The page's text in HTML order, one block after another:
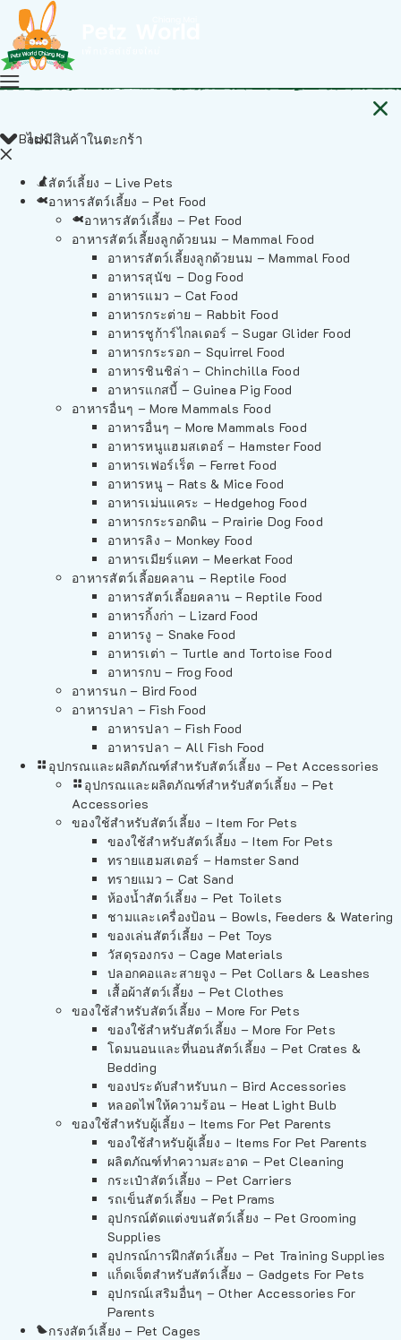
ไม่มีสินค้าในตะกร้า
Back
สัตว์เลี้ยง – Live Pets
อาหารสัตว์เลี้ยง – Pet Food
อาหารสัตว์เลี้ยง – Pet Food
อาหารสัตว์เลี้ยงลูกด้วยนม – Mammal Food
อาหารสัตว์เลี้ยงลูกด้วยนม – Mammal Food
อาหารสุนัข – Dog Food
อาหารแมว – Cat Food
อาหารกระต่าย – Rabbit Food
อาหารชูก้าร์ไกลเดอร์ – Sugar Glider Food
อาหารกระรอก – Squirrel Food
อาหารชินชิล่า – Chinchilla Food
อาหารแกสบี้ – Guinea Pig Food
อาหารอื่นๆ – More Mammals Food
อาหารอื่นๆ – More Mammals Food
อาหารหนูแฮมสเตอร์ – Hamster Food
อาหารเฟอร์เร็ต – Ferret Food
อาหารหนู – Rats & Mice Food
อาหารเม่นแคระ – Hedgehog Food
อาหารกระรอกดิน – Prairie Dog Food
อาหารลิง – Monkey Food
อาหารเมียร์แคท – Meerkat Food
อาหารสัตว์เลี้อยคลาน – Reptile Food
อาหารสัตว์เลี้อยคลาน – Reptile Food
อาหารกิ้งก่า – Lizard Food
อาหารงู – Snake Food
อาหารเต่า – Turtle and Tortoise Food
อาหารกบ – Frog Food
อาหารนก – Bird Food
อาหารปลา – Fish Food
อาหารปลา – Fish Food
อาหารปลา – All Fish Food
อุปกรณและผลิตภัณฑ์สำหรับสัตว์เลี้ยง – Pet Accessories
อุปกรณและผลิตภัณฑ์สำหรับสัตว์เลี้ยง – Pet
Accessories
ของใช้สำหรับสัตว์เลี้ยง – Item For Pets
ของใช้สำหรับสัตว์เลี้ยง – Item For Pets
ทรายแฮมสเตอร์ – Hamster Sand
ทรายแมว – Cat Sand
ห้องน้ำสัตว์เลี้ยง – Pet Toilets
ชามและเครื่องป้อน – Bowls, Feeders & Watering
ของเล่นสัตว์เลี้ยง – Pet Toys
วัสดุรองกรง – Cage Materials
ปลอกคอและสายจูง – Pet Collars & Leashes
เสื้อผ้าสัตว์เลี้ยง – Pet Clothes
ของใช้สำหรับสัตว์เลี้ยง – More For Pets
ของใช้สำหรับสัตว์เลี้ยง – More For Pets
โดมนอนและที่นอนสัตว์เลี้ยง – Pet Crates &
Bedding
ของประดับสำหรับนก – Bird Accessories
หลอดไฟให้ความร้อน – Heat Light Bulb
ของใช้สำหรับผู้เลี้ยง – Items For Pet Parents
ของใช้สำหรับผู้เลี้ยง – Items For Pet Parents
ผลิตภัณฑ์ทำความสะอาด – Pet Cleaning
กระเป๋าสัตว์เลี้ยง – Pet Carriers
รถเข็นสัตว์เลี้ยง – Pet Prams
อุปกรณ์ตัดแต่งขนสัตว์เลี้ยง – Pet Grooming
Supplies
อุปกรณ์การฝึกสัตว์เลี้ยง – Pet Training Supplies
แก็ดเจ็ตสำหรับสัตว์เลี้ยง – Gadgets For Pets
อุปกรณ์เสริมอื่นๆ – Other Accessories For
Parents
กรงสัตว์เลี้ยง – Pet Cages